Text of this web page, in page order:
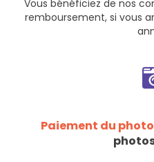
Vous bénéficiez de nos
remboursement, si vous
Paiement du